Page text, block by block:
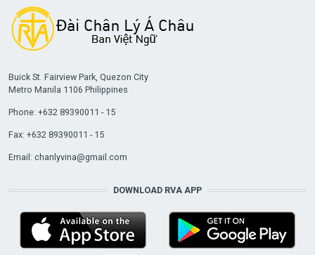
Buick St. Fairview Park, Quezon City
Metro Manila 1106 Philippines
Phone: +632 89390011 - 15
Fax: +632 89390011 - 15
Email: chanlyvina@gmail.com
DOWNLOAD RVA APP